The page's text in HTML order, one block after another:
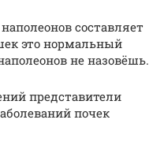
составляет
это нормальный
не назовёшь.
представители
почек